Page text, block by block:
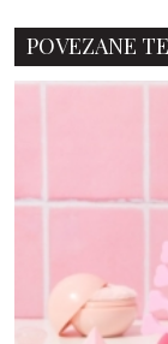
POVEZANE